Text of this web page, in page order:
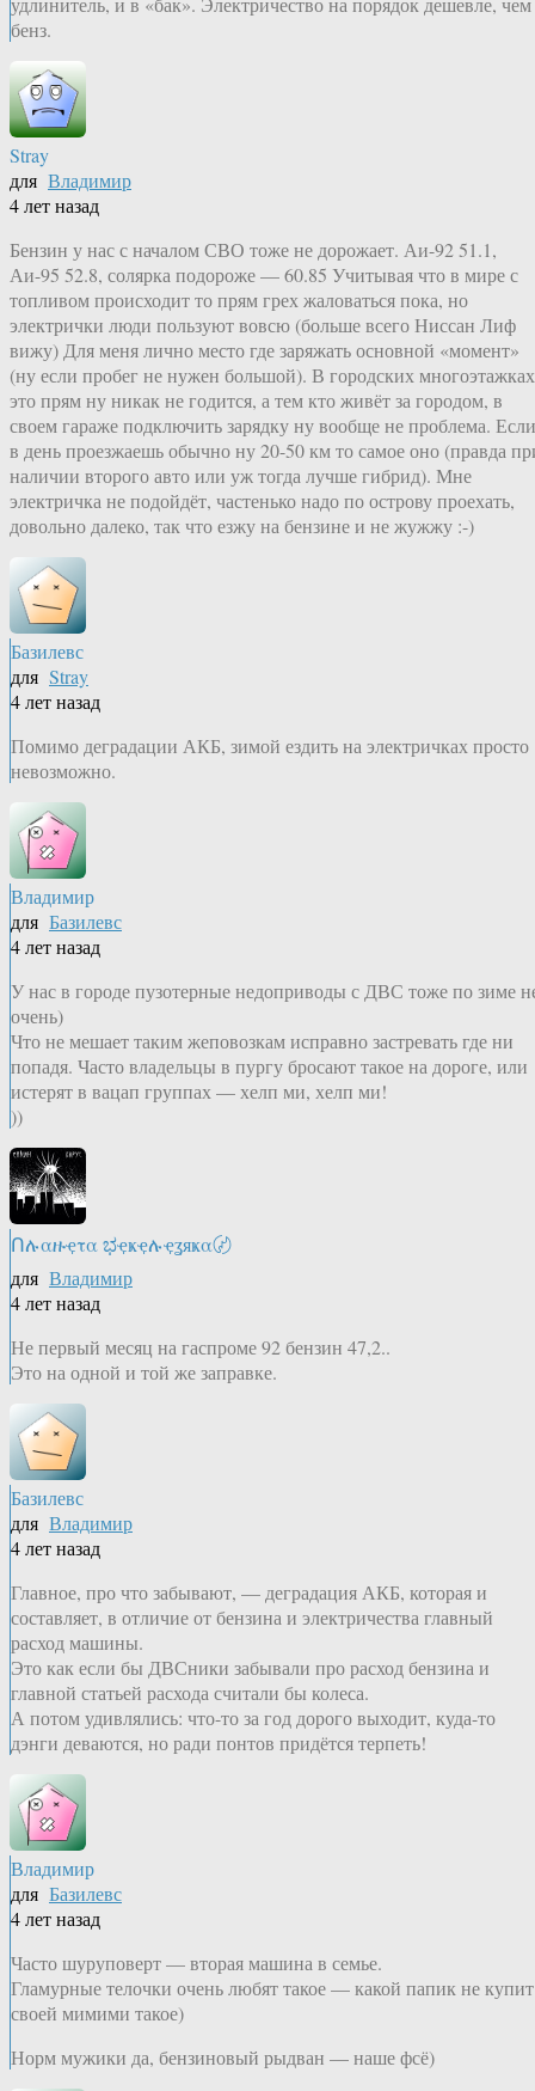
бенз.
Stray
для Владимир
4 лет назад
Бензин у нас с началом СВО тоже не дорожает. Аи-92 51.1,
Аи-95 52.8, солярка подороже — 60.85 Учитывая что в мире с
топливом происходит то прям грех жаловаться пока, но
электрички люди пользуют вовсю (больше всего Ниссан Лиф
вижу) Для меня лично место где заряжать основной «момент»
(ну если пробег не нужен большой). В городских многоэтажках
это прям ну никак не годится, а тем кто живёт за городом, в
своем гараже подключить зарядку ну вообще не проблема. Если
в день проезжаешь обычно ну 20-50 км то самое оно (правда
наличии второго авто или уж тогда лучше гибрид). Мне
электричка не подойдёт, частенько надо по острову проехать,
довольно далеко, так что езжу на бензине и не жужжу :-)
Базилевс
для Stray
4 лет назад
Помимо деградации АКБ, зимой ездить на электричках просто
невозможно.
Владимир
для Базилевс
4 лет назад
У нас в городе пузотерные недоприводы с ДВС тоже по зиме
очень)
Что не мешает таким жеповозкам исправно застревать где ни
попадя. Часто владельцы в пургу бросают такое на дороге, или
истерят в вацап группах — хелп ми, хелп ми!
))
Ոሉαዙҿτα ಭҿҝҿሉҿʓяҝα〄
для Владимир
4 лет назад
Не первый месяц на гаспроме 92 бензин 47,2..
Это на одной и той же заправке.
Базилевс
для Владимир
4 лет назад
Главное, про что забывают, — деградация АКБ, которая и
составляет, в отличие от бензина и электричества главный
расход машины.
Это как если бы ДВСники забывали про расход бензина и
главной статьей расхода считали бы колеса.
А потом удивлялись: что-то за год дорого выходит, куда-то
дэнги деваются, но ради понтов придётся терпеть!
Владимир
для Базилевс
4 лет назад
Часто шуруповерт — вторая машина в семье.
Гламурные телочки очень любят такое — какой папик не купит
своей мимими такое)
Норм мужики да, бензиновый рыдван — наше фсё)